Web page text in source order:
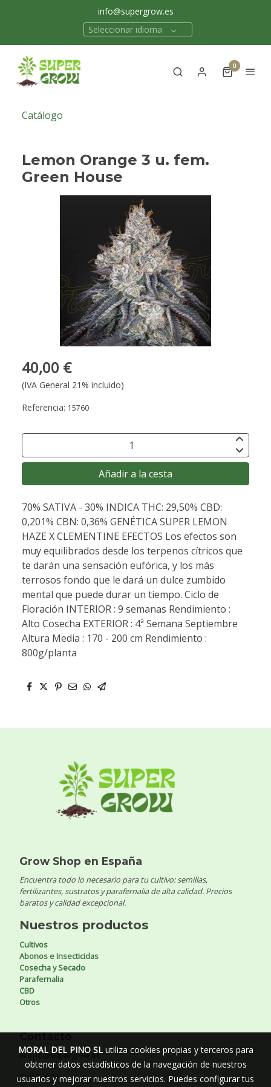
info@supergrow.es
Seleccionar idioma
0
Catálogo
Lemon Orange 3 u. fem.
Green House
40,00 €
(IVA General 21% incluido)
Referencia: 15760
Añadir a la cesta
70% SATIVA - 30% INDICA THC: 29,50% CBD:
0,201% CBN: 0,36% GENÉTICA SUPER LEMON
HAZE X CLEMENTINE EFECTOS Los efectos son
muy equilibrados desde los terpenos cítricos que
te darán una sensación eufórica, y los más
terrosos fondo que le dará un dulce zumbido
mental que puede durar un tiempo. Ciclo de
Floración INTERIOR : 9 semanas Rendimiento :
Alto Cosecha EXTERIOR : 4ª Semana Septiembre
Altura Media : 170 - 200 cm Rendimiento :
800g/planta
Grow Shop en España
Encuentra todo lo necesario para tu cultivo: semillas,
fertilizantes, sustratos y parafernalia de alta calidad. Precios
baratos y calidad excepcional.
Nuestros productos
Cultivos
Abonos e Insecticidas
Cosecha y Secado
Parafernalia
CBD
Otros
Contacto
✉ info@supergrow.es
Aviso legal
MORAL DEL PINO SLutiliza cookies propias y terceros para
obtener datos estadísticos de la navegación de nuestros
usuarios y mejorar nuestros servicios. Puedes configurar tus